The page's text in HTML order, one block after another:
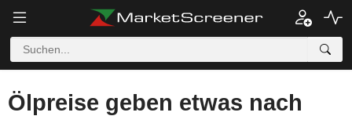
Ölpreise geben etwas nach